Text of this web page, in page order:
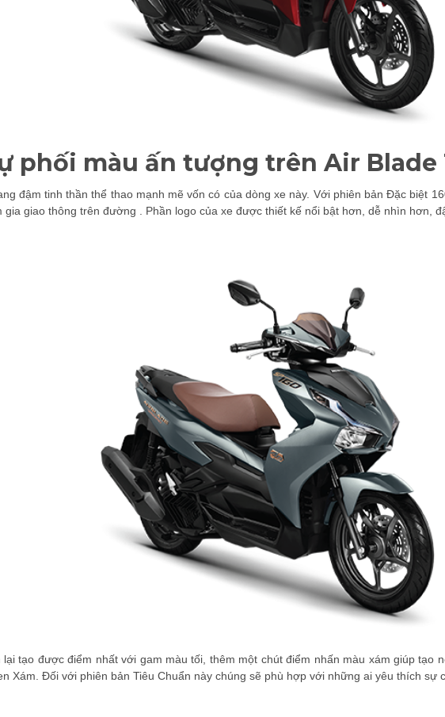
phối màu ấn tượng trên Air Blade
đậm tinh thần thể thao mạnh mẽ vốn có của dòng xe này. Với phiên bản Đặc biệt
gia giao thông trên đường . Phần logo của xe được thiết kế nổi bật hơn, dễ nhìn hơn,
lại tạo được điểm nhất với gam màu tối, thêm một chút điểm nhấn màu xám giúp tạo
Xám. Đối với phiên bản Tiêu Chuẩn này chúng sẽ phù hợp với những ai yêu thích